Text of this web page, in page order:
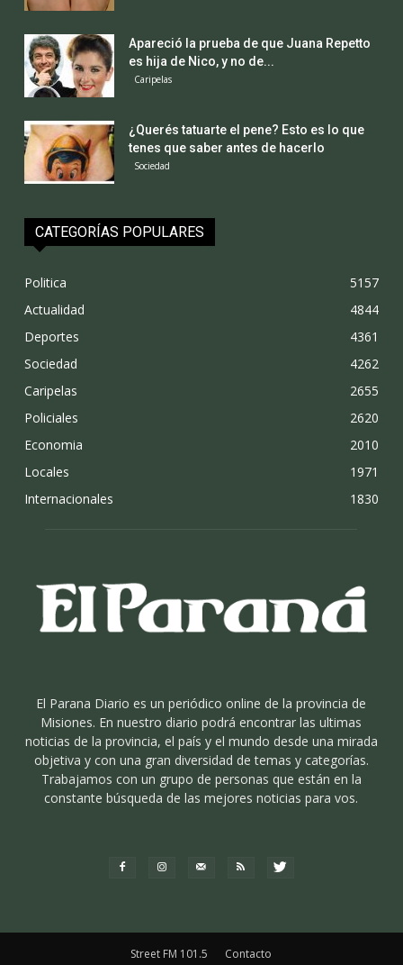
Apareció la prueba de que Juana Repetto
es hija de Nico, y no de...
Caripelas
¿Querés tatuarte el pene? Esto es lo que
tenes que saber antes de hacerlo
Sociedad
CATEGORÍAS POPULARES
Politica
5157
Actualidad
4844
Deportes
4361
Sociedad
4262
Caripelas
2655
Policiales
2620
Economia
2010
Locales
1971
Internacionales
1830
El Parana Diario es un periódico online de la provincia de
Misiones. En nuestro diario podrá encontrar las ultimas
noticias de la provincia, el país y el mundo desde una mirada
objetiva y con una gran diversidad de temas y categorías.
Trabajamos con un grupo de personas que están en la
constante búsqueda de las mejores noticias para vos.
Street FM 101.5 Contacto